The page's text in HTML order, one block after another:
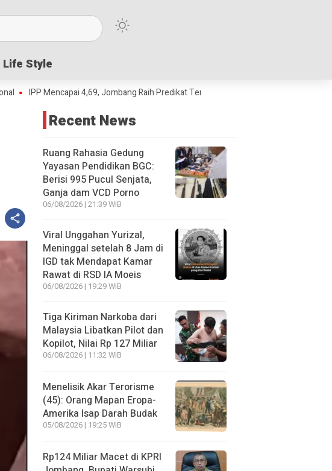
Life Style
Life Style
Mencapai 4,69, Jombang Raih Predikat Terbaik Jawa Timur dan Peringkat III Nasional
Recent News
Ruang Rahasia Gedung
Yayasan Pendidikan BGC:
Berisi 995 Pucul Senjata,
Ganja dam VCD Porno
06/08/2026 | 21:39 WIB
Viral Unggahan Yurizal,
Meninggal setelah 8 Jam di
IGD tak Mendapat Kamar
Rawat di RSD IA Moeis
06/08/2026 | 19:29 WIB
Tiga Kiriman Narkoba dari
Malaysia Libatkan Pilot dan
Kopilot, Nilai Rp 127 Miliar
06/08/2026 | 11:32 WIB
Menelisik Akar Terorisme
(45): Orang Mapan Eropa-
Amerika Isap Darah Budak
05/08/2026 | 19:25 WIB
Rp124 Miliar Macet di KPRI